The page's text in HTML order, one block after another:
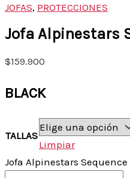
JOFAS, PROTECCIONES
Jofa Alpinestars
$159.900
BLACK
TALLAS
Limpiar
Jofa Alpinestars